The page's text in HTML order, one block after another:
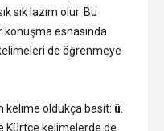
sık lazım olur. Bu
esnasında
de öğrenmeye
kelime oldukça basit: û
Kürtçe kelimelerde de